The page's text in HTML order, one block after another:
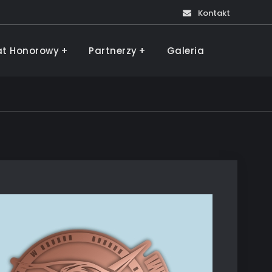
Kontakt
Honorowy Partnerzy Galeria